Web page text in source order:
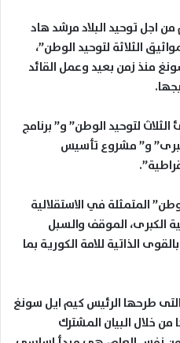
من اجل توحيد البلاد مرشد هاد
الثلاثة لتوحيد الوطن”،
منذ زمن بعيد وعمل القائد
لتوحيد الوطن” و” برنامج
و” مشروع تأسيس
المتمثلة في الاستقلالية
الكبرى، الموقف والسبل
الذاتية للامة الكورية بما
التى طرحها الرئيس كيم ايل سونغ
عام 1972 واعلنها من خلال البيان المشترك